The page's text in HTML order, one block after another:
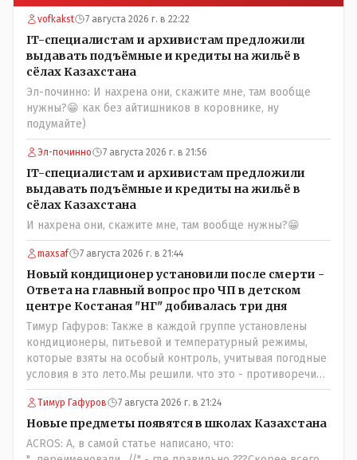
vofkakst 7 августа 2026 г. в 22:22
IT-специалистам и архивистам предложили
выдавать подъёмные и кредиты на жильё в
сёлах Казахстана
Эл-починно: И нахрена они, скажите мне, там вообще
нужны?😁 как без айтишников в коровнике, ну
подумайте)
Эл-починно 7 августа 2026 г. в 21:56
IT-специалистам и архивистам предложили
выдавать подъёмные и кредиты на жильё в
сёлах Казахстана
И нахрена они, скажите мне, там вообще нужны?😁
maxsaf 7 августа 2026 г. в 21:44
Новый кондиционер установили после смерти -
Ответа на главный вопрос про ЧП в детском
центре Костаная "НГ" добивалась три дня
Тимур Гафуров: Также в каждой группе установлены
кондиционеры, питьевой и температурный режимы,
которые взяты на особый контроль, учитывая погодные
условия в это лето.Мы решили. что это - противоречие.
Вы считаете иначе?Ну тут противоречия нет. Этот
комментарий прозвучал на следующий день после
трагедии, то есть 29 июля, когда спешно установили и
воду, и новые кондиционеры, и впервые поставили
температурный режим на контроль. То есть первая
Тимур Гафуров 7 августа 2026 г. в 21:24
Новые предметы появятся в школах Казахстана
ACROS: А, в самой статье написано, что: